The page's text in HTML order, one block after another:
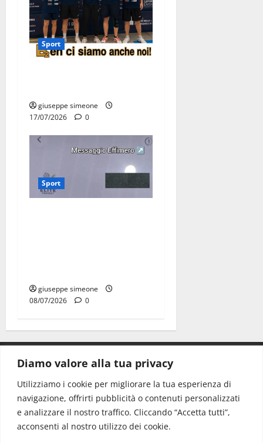
Diamo valore alla tua privacy
Utilizziamo i cookie per migliorare la tua esperienza di
navigazione, offrirti pubblicità o contenuti personalizzati
e analizzare il nostro traffico. Cliccando “Accetta tutti”,
acconsenti al nostro utilizzo dei cookie.
Sport
giuseppe simeone
17/07/2026
0
Sport
giuseppe simeone
08/07/2026
0
CONTATTI.
Redazione: redazione@www.martinasera.it
Direttore:direttore@www.martinasera.it
Info & Commerciale:info@www.martinasera.it